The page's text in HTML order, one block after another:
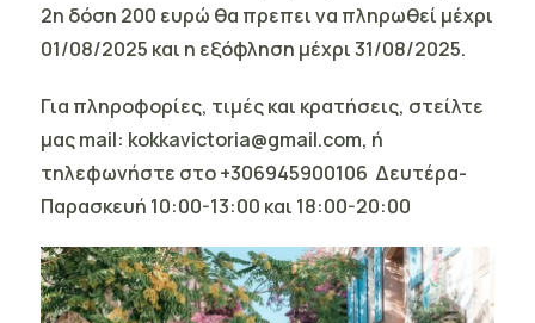
2η δόση 200 ευρώ θα πρεπει να πληρωθεί μέχρι
01/08/2025 και η εξόφληση μέχρι 31/08/2025.
Για πληροφορίες, τιμές και κρατήσεις, στείλτε
μας mail: kokkavictoria@gmail.com, ή
τηλεφωνήστε στο +306945900106 Δευτέρα-
Παρασκευή 10:00-13:00 και 18:00-20:00